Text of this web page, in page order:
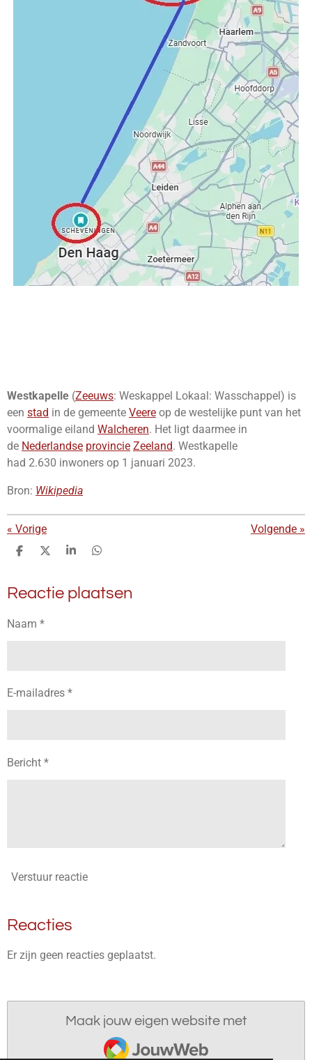
Westkapelle (Zeeuws: Weskappel Lokaal: Wasschappel) is
een stad in de gemeente Veere op de westelijke punt van het
voormalige eiland Walcheren. Het ligt daarmee in
de Nederlandse provincie Zeeland. Westkapelle
had 2.630 inwoners op 1 januari 2023.
Bron: Wikipedia
« Vorige Volgende »
D
e
D
l
S
r
e
D
e
Reactie plaatsen
Naam *
E-mailadres *
Bericht *
Verstuur reactie
Reacties
Er zijn geen reacties geplaatst.
Maak jouw eigen website met
JouwWeb